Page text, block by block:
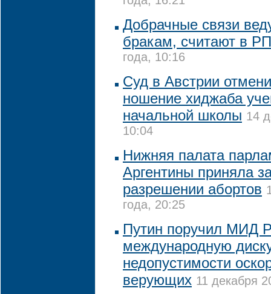
Добрачные связи
бракам, считают в
года, 10:16
Суд в Австрии
ношение хиджаба
начальной школы 14
10:04
Нижняя палата
Аргентины приняла
разрешении абортов
года, 20:25
Путин поручил МИД
международную
недопустимости
верующих 11 декабря